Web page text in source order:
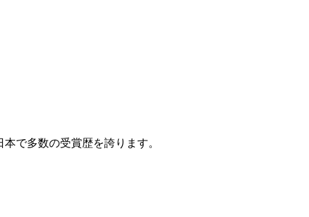
で多数の受賞歴を誇ります。